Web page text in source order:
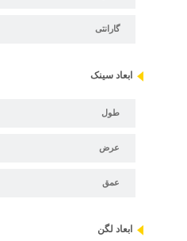
گارانتی
ابعاد سینک
طول
عرض
عمق
ابعاد لگن